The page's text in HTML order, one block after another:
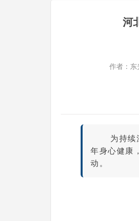
河
作者：东
为持续
年身心健康
动。